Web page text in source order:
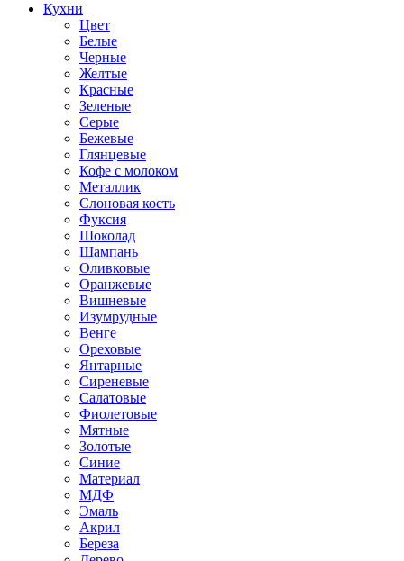
Кухни
Цвет
Белые
Черные
Желтые
Красные
Зеленые
Серые
Бежевые
Глянцевые
Кофе с молоком
Металлик
Слоновая кость
Фуксия
Шоколад
Шампань
Оливковые
Оранжевые
Вишневые
Изумрудные
Венге
Ореховые
Янтарные
Сиреневые
Салатовые
Фиолетовые
Мятные
Золотые
Синие
Материал
МДФ
Эмаль
Акрил
Береза